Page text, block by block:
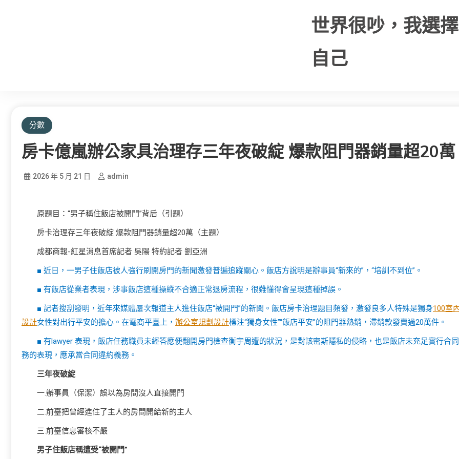
世界很吵，我選
自己
分數
房卡億嵐辦公家具治理存三年夜破綻 爆款阻門器銷量超20萬
2026 年 5 月 21 日 admin
原題目：“男子稱住飯店被開門”背后（引題）
房卡治理存三年夜破綻 爆款阻門器銷量超20萬（主題）
成都商報-紅星消息首席記者 吳陽 特約記者 劉亞洲
■ 近日，一男子住飯店被人強行刷開房門的新聞激發普遍追蹤關心。飯店方說明是辦事員“新來的”，“培訓不到位”。
■ 有飯店從業者表現，涉事飯店這種操縱不合適正常退房流程，很難懂得會呈現這種掉誤。
■ 記者搜刮發明，近年來媒體屢次報道主人進住飯店“被開門”的新聞。飯店房卡治理題目頻發，激發良多人特殊是獨身100室
設計女性對出行平安的擔心。在電商平臺上， 辦公室規劃設計標注“獨身女性”“飯店平安”的阻門器熱銷，滯銷款發賣過20萬件。
■ 有lawyer 表現，飯店任務職員未經答應便翻開房門檢查衡宇周遭的狀況，是對該密斯隱私的侵略，也是飯店未充足實行合
務的表現，應承當合同違約義務。
三年夜破綻
一.辦事員（保潔）誤以為房間沒人直接開門
二.前臺把曾經進住了主人的房間開給新的主人
三.前臺信息審核不嚴
男子住飯店稱遭受“被開門”